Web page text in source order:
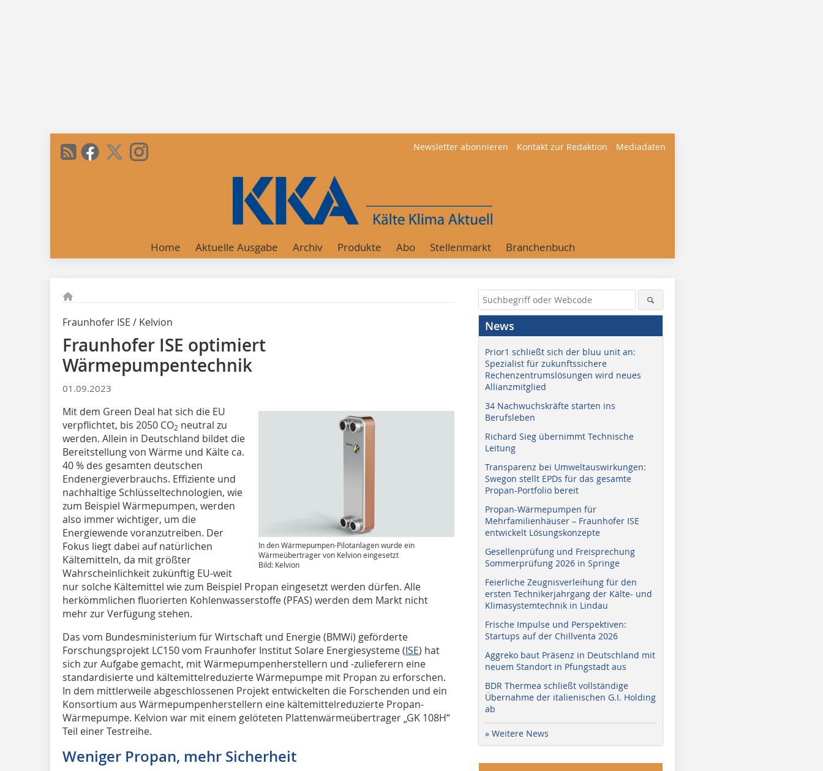
Newsletter abonnieren Kontakt zur Redaktion Mediadaten
Home Aktuelle Ausgabe Archiv Produkte Abo Stellenmarkt Branchenbuch
Fraunhofer ISE / Kelvion
Fraunhofer ISE optimiert
Wärmepumpentechnik
01.09.2023
In den Wärmepumpen-Pilotanlagen wurde ein
Wärmeübertrager von Kelvion eingesetzt
Bild: Kelvion
Mit dem Green Deal hat sich die EU
verpflichtet, bis 2050 CO2 neutral zu
werden. Allein in Deutschland bildet die
Bereitstellung von Wärme und Kälte ca.
40 % des gesamten deutschen
Endenergieverbrauchs. Effiziente und
nachhaltige Schlüsseltechnologien, wie
zum Beispiel Wärmepumpen, werden
also immer wichtiger, um die
Energiewende voranzutreiben. Der
Fokus liegt dabei auf natürlichen
Kältemitteln, da mit größter
Wahrscheinlichkeit zukünftig EU-weit
nur solche Kältemittel wie zum Beispiel Propan eingesetzt werden dürfen. Alle
herkömmlichen fluorierten Kohlenwasserstoffe (PFAS) werden dem Markt nicht
mehr zur Verfügung stehen.
Das vom Bundesministerium für Wirtschaft und Energie (BMWi) geförderte
Forschungsprojekt LC150 vom Fraunhofer Institut Solare Energiesysteme (ISE) hat
sich zur Aufgabe gemacht, mit Wärmepumpenherstellern und -zulieferern eine
standardisierte und kältemittelreduzierte Wärmepumpe mit Propan zu erforschen.
In dem mittlerweile abgeschlossenen Projekt entwickelten die Forschenden und ein
Konsortium aus Wärmepumpenherstellern eine kältemittelreduzierte Propan-
Wärmepumpe. Kelvion war mit einem gelöteten Plattenwärmeübertrager „GK 108H“
Teil einer Testreihe.
Weniger Propan, mehr Sicherheit
News
Prior1 schließt sich der bluu unit an:
Spezialist für zukunftssichere
Rechenzentrumslösungen wird neues
Allianzmitglied
34 Nachwuchskräfte starten ins
Berufsleben
Richard Sieg übernimmt Technische
Leitung
Transparenz bei Umweltauswirkungen:
Swegon stellt EPDs für das gesamte
Propan-Portfolio bereit
Propan-Wärmepumpen für
Mehrfamilienhäuser – Fraunhofer ISE
entwickelt Lösungskonzepte
Gesellenprüfung und Freisprechung
Sommerprüfung 2026 in Springe
Feierliche Zeugnisverleihung für den
ersten Technikerjahrgang der Kälte- und
Klimasystemtechnik in Lindau
Frische Impulse und Perspektiven:
Startups auf der Chillventa 2026
Aggreko baut Präsenz in Deutschland mit
neuem Standort in Pfungstadt aus
BDR Thermea schließt vollständige
Übernahme der italienischen G.I. Holding
ab
» Weitere News